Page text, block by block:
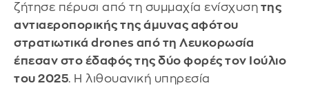
ζήτησε πέρυσι από τη συμμαχία ενίσχυση της
αντιαεροπορικής της άμυνας αφότου
στρατιωτικά drones από τη Λευκορωσία
έπεσαν στο έδαφός της δύο φορές τον Ιούλιο
του 2025. Η λιθουανική υπηρεσία